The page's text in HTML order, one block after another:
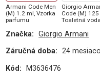
Armani Code Men
(M) 1.2 ml, Vzorka
parfumu
Giorgio
Code (M) 125
Toaletná voda
Značka: Giorgio Armani
Záručná doba: 24
Kód:
M3636476